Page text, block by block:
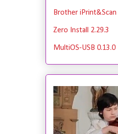
Brother iPrint&Scan
Zero Install 2.29.3
MultiOS-USB 0.13.0